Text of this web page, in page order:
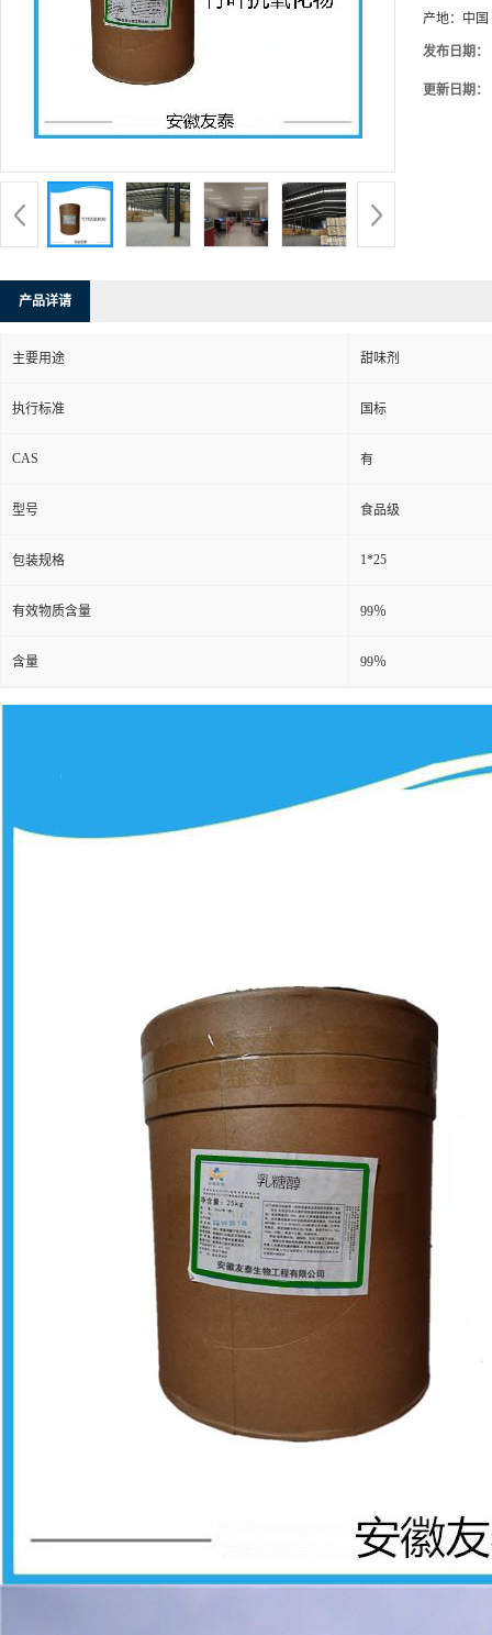
产地： 中国
发布日期：
更新日期：
产品详请
主要用途 甜味剂
执行标准 国标
CAS 有
型号 食品级
包装规格 1*25
有效物质含量 99％
含量 99％